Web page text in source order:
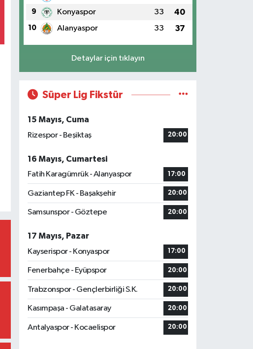
9 Konyaspor 33 40
10 Alanyaspor 33 37
Detaylar için tıklayın
Süper Lig Fikstür
15 Mayıs, Cuma
Rizespor - Beşiktaş
20:00
16 Mayıs, Cumartesi
Fatih Karagümrük - Alanyaspor
17:00
Gaziantep FK - Başakşehir 20:00
Samsunspor - Göztepe 20:00
17 Mayıs, Pazar
Kayserispor - Konyaspor
17:00
Fenerbahçe - Eyüpspor 20:00
Trabzonspor - Gençlerbirliği S.K. 20:00
Kasımpaşa - Galatasaray 20:00
Antalyaspor - Kocaelispor 20:00